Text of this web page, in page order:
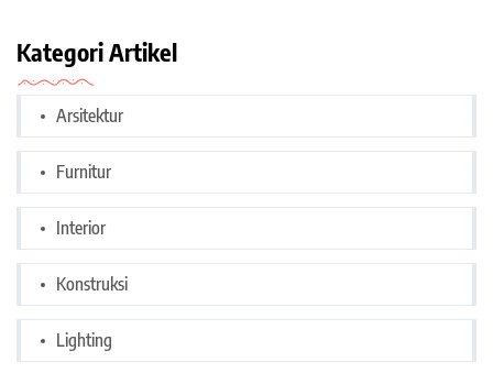
Kategori Artikel
Arsitektur
Furnitur
Interior
Konstruksi
Lighting